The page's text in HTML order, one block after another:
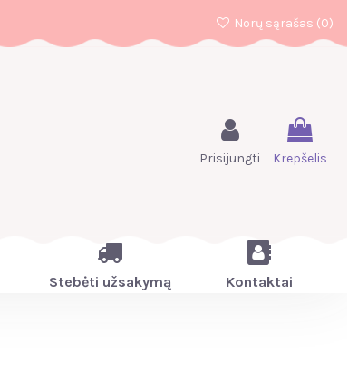
Norų sąrašas (0)
Prisijungti Krepšelis
Stebėti užsakymą Kontaktai